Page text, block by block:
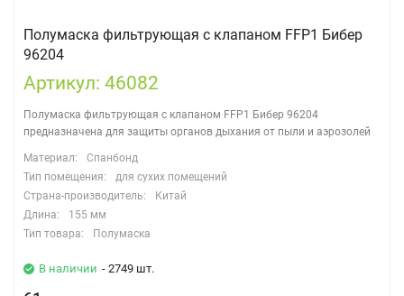
Полумаска фильтрующая с клапаном FFP1 Бибер
96204
Артикул: 46082
Полумаска фильтрующая с клапаном FFP1 Бибер 96204
предназначена для защиты органов дыхания от пыли и аэрозолей
Материал:
Спанбонд
Тип помещения:
для сухих помещений
Страна-производитель:
Китай
Длина:
155 мм
Тип товара:
Полумаска
В наличии - 2749 шт.